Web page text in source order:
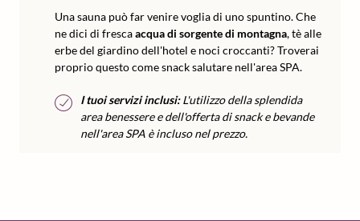
Una sauna può far venire voglia di uno spuntino. Che
ne dici di frescaacqua di sorgente di montagna, tè alle
erbe del giardino dell'hotel e noci croccanti? Troverai
proprio questo come snack salutare nell'area SPA.
I tuoi servizi inclusi:L'utilizzo della splendida
area benessere e dell'offerta di snack e bevande
nell'area SPA è incluso nel prezzo.